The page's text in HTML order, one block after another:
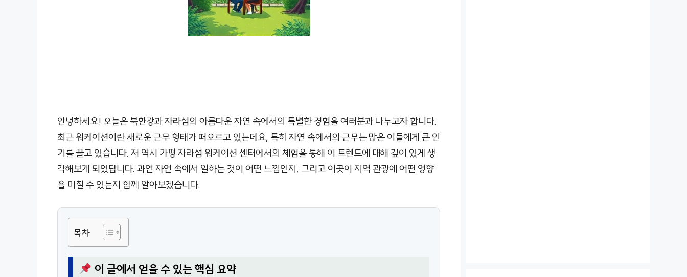
안녕하세요! 오늘은 북한강과 자라섬의 아름다운 자연 속에서의 특별한 경험을 여러분과 나누고자 합니다.
최근 워케이션이란 새로운 근무 형태가 떠오르고 있는데요, 특히 자연 속에서의 근무는 많은 이들에게 큰 인
기를 끌고 있습니다. 저 역시 가평 자라섬 워케이션 센터에서의 체험을 통해 이 트렌드에 대해 깊이 있게 생
각해보게 되었답니다. 과연 자연 속에서 일하는 것이 어떤 느낌인지, 그리고 이곳이 지역 관광에 어떤 영향
을 미칠 수 있는지 함께 알아보겠습니다.
목차
이 글에서 얻을 수 있는 핵심 요약